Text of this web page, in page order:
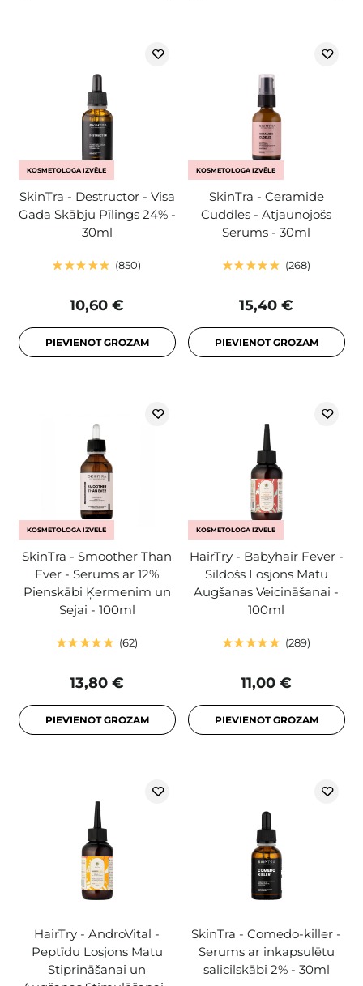
KOSMETOLOGA IZVĒLE
SkinTra - Destructor - Visa
Gada Skābju Pīlings 24% -
30ml
850
10,60 €
PIEVIENOT GROZAM
KOSMETOLOGA IZVĒLE
SkinTra - Ceramide
Cuddles - Atjaunojošs
Serums - 30ml
268
15,40 €
PIEVIENOT GROZAM
KOSMETOLOGA IZVĒLE
SkinTra - Smoother Than
Ever - Serums ar 12%
Pienskābi Ķermenim un
Sejai - 100ml
62
13,80 €
PIEVIENOT GROZAM
KOSMETOLOGA IZVĒLE
HairTry - Babyhair Fever -
Sildošs Losjons Matu
Augšanas Veicināšanai -
100ml
289
11,00 €
PIEVIENOT GROZAM
HairTry - AndroVital -
Peptīdu Losjons Matu
Stiprināšanai un
SkinTra - Comedo-killer -
Serums ar inkapsulētu
salicilskābi 2% - 30ml